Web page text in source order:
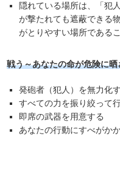
隠れている場所は、「犯
が撃たれても遮蔽できる
がとりやすい場所であるこ
戦う～あなたの命が危険に
発砲者（犯人）を無力化
すべての力を振り絞って
即席の武器を用意する
あなたの行動にすべがか